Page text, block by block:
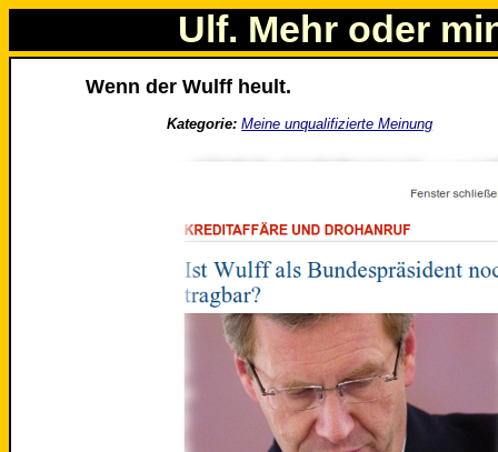
Ulf. Mehr oder
Wenn der Wulff heult.
Kategorie: Meine unqualifizierte Meinung